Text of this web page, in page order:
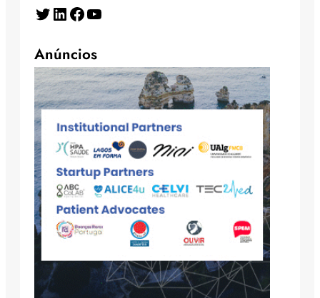
Twitter LinkedIn Facebook YouTube
Anúncios